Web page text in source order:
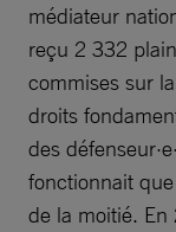
médiateur
reçu 2 332
commises sur
droits
des
fonctionnait
de la moitié. En